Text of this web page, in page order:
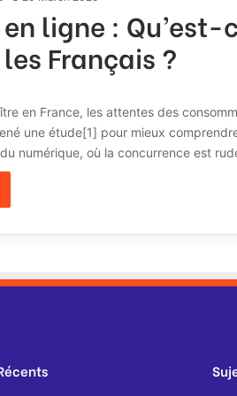
ligne :
Français ?
que le
en France, les attentes des
une étude[1] pour mieux
du numérique, où la concurrence est